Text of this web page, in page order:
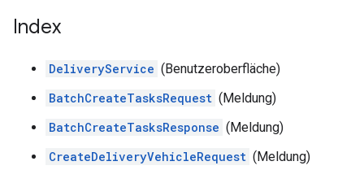
Index
DeliveryService (Benutzeroberfläche)
BatchCreateTasksRequest (Meldung)
BatchCreateTasksResponse (Meldung)
CreateDeliveryVehicleRequest (Meldung)